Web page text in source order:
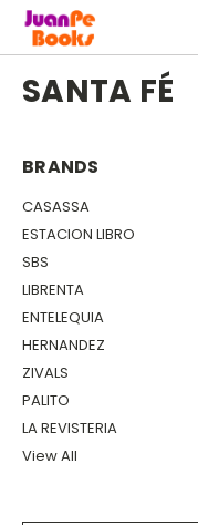
SANTA FÉ
BRANDS
CASASSA
ESTACION LIBRO
SBS
LIBRENTA
ENTELEQUIA
HERNANDEZ
ZIVALS
PALITO
LA REVISTERIA
View All